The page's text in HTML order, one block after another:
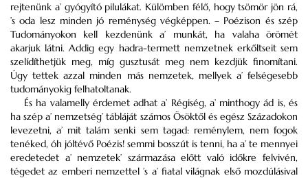
rejtenünk a’ gyógyító pilulákat. Külömben félő, hogy tsömör jön rá,
’s oda lesz minden jó reménység végképpen. – Poézison és szép
Tudományokon kell kezdenünk a’ munkát, ha valaha örömét
akarjuk látni. Addig egy hadra-termett nemzetnek erkőltseit sem
szelídíthetjük meg, míg gusztusát meg nem kezdjük finomítani.
Úgy tettek azzal minden más nemzetek, mellyek a’ felségesebb
tudományokig felhatoltanak.
És ha valamelly érdemet adhat a’ Régiség, a’ minthogy ád is, és
ha szép a’ nemzetség’ tábláját számos Ösöktől és egész Századokon
levezetni, a’ mit talám senki sem tagad: reménylem, nem fogok
tenéked, óh jóltévő Poézis! semmi bosszút is tenni, ha a’ te mennyei
eredetedet a’ nemzetek’ származása előtt való időkre felvivén,
tégedet az emberi nemzettel ’s a’ fiatal világnak első mozdúlásival